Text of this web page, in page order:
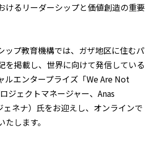
けるリーダーシップと価値創造の重要
ップ教育機構では、ガザ地区に住むパ
を掲載し、世界に向けて発信している
ルエンタープライズ「We Are Not
ジェクトマネージャー、Anas
ネナ）氏をお迎えし、オンラインで
します。